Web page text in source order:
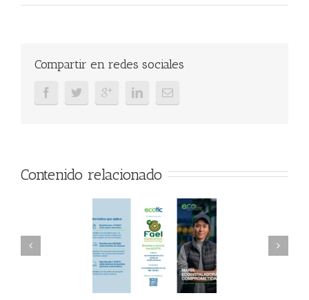
Compartir en redes sociales
Contenido relacionado
AAEL y
FAEL, Ecoasimelec y
Parque Joyero
Córdoba, colaboran